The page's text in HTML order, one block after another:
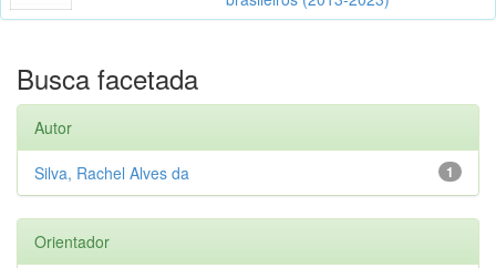
Busca facetada
Autor
1
Silva, Rachel Alves da
Orientador